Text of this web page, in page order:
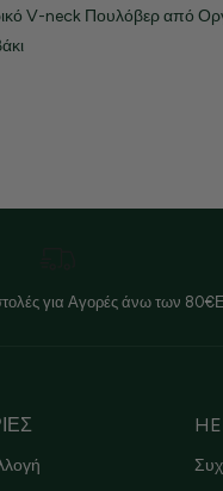
V-neck Πουλόβερ από
για Αγορές άνω των 80€